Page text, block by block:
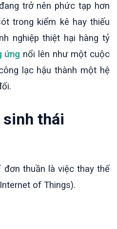
trở nên phức tạp hơn
trong kiểm kê hay thiếu
nghiệp thiệt hại hàng tỷ
ứng nổi lên như một cuộc
lạc hậu thành một hệ
sinh thái
đơn thuần là việc thay thế
of Things).